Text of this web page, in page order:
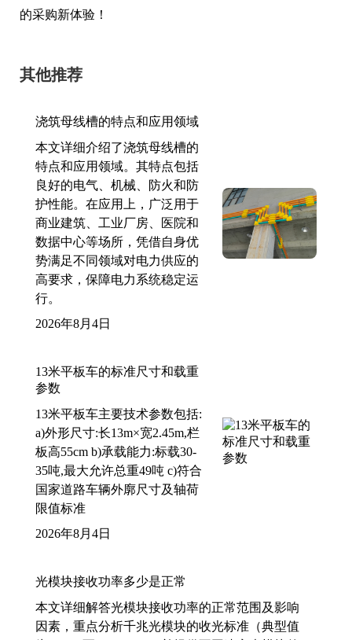
的采购新体验！
其他推荐
浇筑母线槽的特点和应用领域
本文详细介绍了浇筑母线槽的
特点和应用领域。其特点包括
良好的电气、机械、防火和防
护性能。在应用上，广泛用于
商业建筑、工业厂房、医院和
数据中心等场所，凭借自身优
势满足不同领域对电力供应的
高要求，保障电力系统稳定运
行。
2026年8月4日
13米平板车的标准尺寸和载重
参数
13米平板车主要技术参数包括:
a)外形尺寸:长13m×宽2.45m,栏
板高55cm b)承载能力:标载30-
35吨,最大允许总重49吨 c)符合
国家道路车辆外廓尺寸及轴荷
限值标准
2026年8月4日
光模块接收功率多少是正常
本文详细解答光模块接收功率的正常范围及影响
因素，重点分析千兆光模块的收光标准（典型值